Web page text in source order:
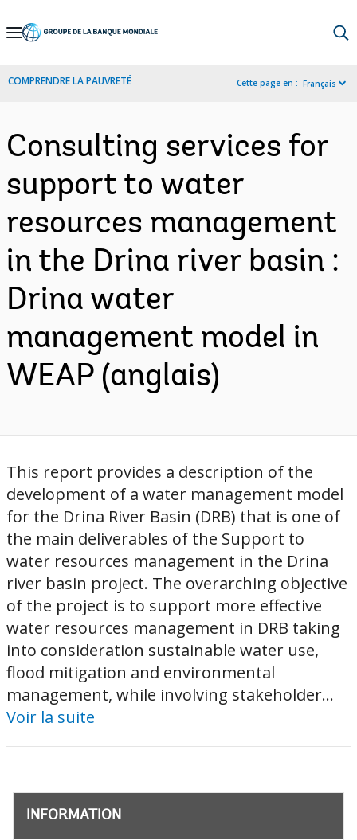
Skip
Navigation
COMPRENDRE LA PAUVRETÉ Cette page en : Français
Consulting services for
support to water
resources management
in the Drina river basin :
Drina water
management model in
WEAP (anglais)
This report provides a description of the
development of a water management model
for the Drina River Basin (DRB) that is one of
the main deliverables of the Support to
water resources management in the Drina
river basin project. The overarching objective
of the project is to support more effective
water resources management in DRB taking
into consideration sustainable water use,
flood mitigation and environmental
management, while involving stakeholder...
Voir la suite
INFORMATION